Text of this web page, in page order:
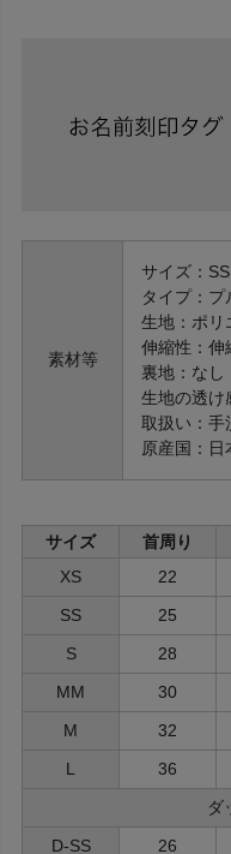
素材等
サイズ：
タイプ：プ
生地：ポリ
伸縮性：伸
裏地：なし
生地の透け
取扱い：手
原産国：日
サイズ 首周り
XS
22
SS
25
S
28
MM
30
M
32
L
36
ダ
D-SS
26